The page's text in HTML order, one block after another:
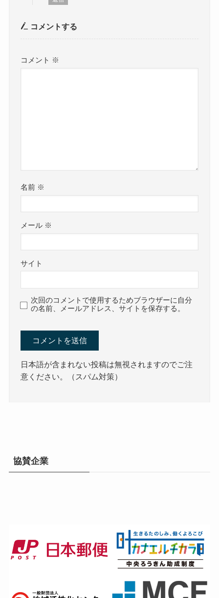
コメントする
コメント ※
名前 ※
メール ※
サイト
次回のコメントで使用するためブラウザーに自分
の名前、メールアドレス、サイトを保存する。
日本語が含まれない投稿は無視されますのでご注
意ください。（スパム対策）
協賛企業